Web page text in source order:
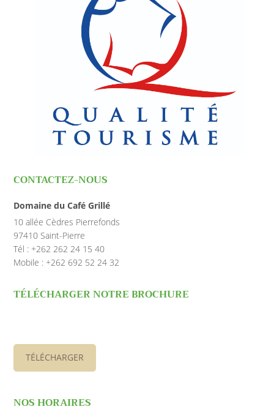
CONTACTEZ-NOUS
Domaine du Café Grillé
10 allée Cèdres Pierrefonds
97410 Saint-Pierre
Tél : +262 262 24 15 40
Mobile : +262 692 52 24 32
TÉLÉCHARGER NOTRE BROCHURE
TÉLÉCHARGER
NOS HORAIRES